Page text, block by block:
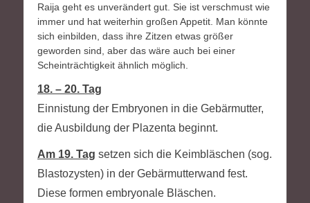
Raija geht es unverändert gut. Sie ist verschmust wie
immer und hat weiterhin großen Appetit. Man könnte
sich einbilden, dass ihre Zitzen etwas größer
geworden sind, aber das wäre auch bei einer
Scheinträchtigkeit ähnlich möglich.
18. – 20. Tag
Einnistung der Embryonen in die Gebärmutter,
die Ausbildung der Plazenta beginnt.
Am 19. Tag setzen sich die Keimbläschen (sog.
Blastozysten) in der Gebärmutterwand fest.
Diese formen embryonale Bläschen.